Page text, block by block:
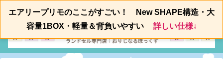
エアリープリモのここがすごい！ New SHAPE構造・大
容量1BOX・軽量＆背負いやすい
詳しい仕様↓
来て見て背負ってランドセル体験